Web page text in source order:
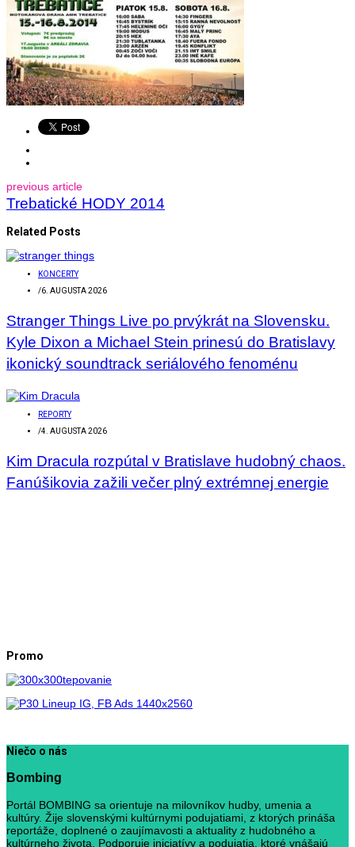
previous article
Trebatické HODY 2014
Related Posts
KONCERTY
/6. AUGUSTA 2026
Stranger Things Live po prvýkrát na Slovensku.
Kyle Dixon a Michael Stein prinesú do Bratislavy
ikonický soundtrack seriálového fenoménu
REPORTY
/4. AUGUSTA 2026
Kim Dracula rozpútal v Bratislave hudobný chaos.
Fanúšikovia zažili večer plný extrémnej energie
Promo
Niečo o nás
Bombing
Portál BOMBING sa orientuje na milovníkov hudby, umenia a
kultúry. Žije slovenskými kultúrnymi podujatiami, z ktorých prináša
reportáže, doplnené o zaujímavosti a aktuality z hudobného a
kultúrneho života. Podporuje iniciatívy a podujatia, ktoré vnášajú